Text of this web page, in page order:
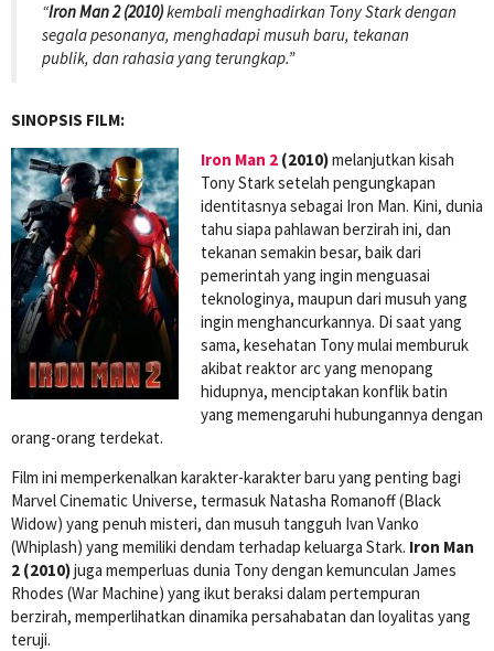
“Iron Man 2 (2010)kembali menghadirkan Tony Stark dengan
segala pesonanya, menghadapi musuh baru, tekanan
publik, dan rahasia yang terungkap.”
SINOPSIS FILM:
Iron Man 2 (2010)melanjutkan kisah
Tony Stark setelah pengungkapan
identitasnya sebagai Iron Man. Kini, dunia
tahu siapa pahlawan berzirah ini, dan
tekanan semakin besar, baik dari
pemerintah yang ingin menguasai
teknologinya, maupun dari musuh yang
ingin menghancurkannya. Di saat yang
sama, kesehatan Tony mulai memburuk
akibat reaktor arc yang menopang
hidupnya, menciptakan konflik batin
yang memengaruhi hubungannya dengan
orang-orang terdekat.
Film ini memperkenalkan karakter-karakter baru yang penting bagi
Marvel Cinematic Universe, termasuk Natasha Romanoff (Black
Widow) yang penuh misteri, dan musuh tangguh Ivan Vanko
(Whiplash) yang memiliki dendam terhadap keluarga Stark. Iron Man
2 (2010)juga memperluas dunia Tony dengan kemunculan James
Rhodes (War Machine) yang ikut beraksi dalam pertempuran
berzirah, memperlihatkan dinamika persahabatan dan loyalitas yang
teruji.